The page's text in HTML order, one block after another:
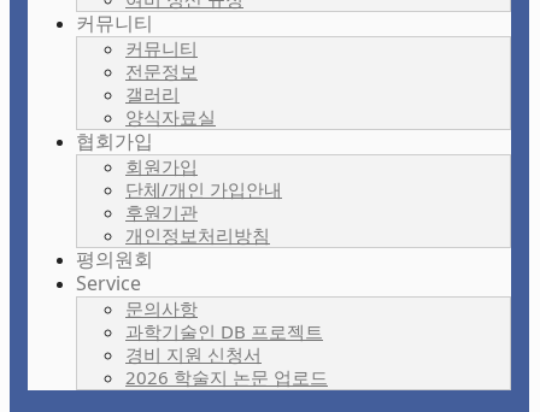
커뮤니티
커뮤니티
전문정보
갤러리
양식자료실
협회가입
회원가입
단체/개인 가입안내
후원기관
개인정보처리방침
평의원회
Service
문의사항
과학기술인 DB 프로젝트
경비 지원 신청서
2026 학술지 논문 업로드